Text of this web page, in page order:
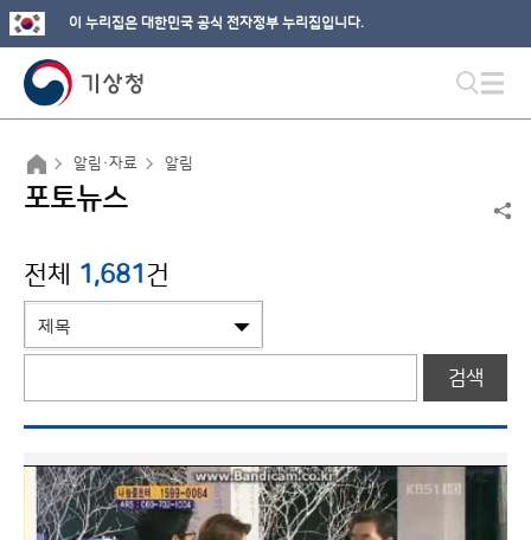
이 누리집은 대한민국 공식 전자정부 누리집입니다.
알림·자료 알림
포토뉴스
전체 1,681건
검색